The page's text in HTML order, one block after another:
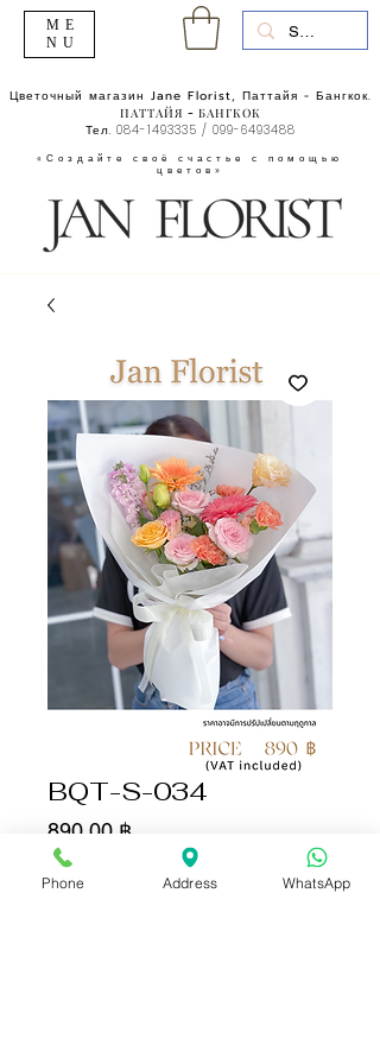
«Создайте своё счастье с помощью
цветов»
Цветочный магазин Jane Florist, Паттайя - Бангкок.
ПАТТАЙЯ - БАНГКОК
Тел. 084-1493335 / 099-6493488
ME
NU
BQT-S-034
890,00 ฿Цена
Количество
Phone Address WhatsApp